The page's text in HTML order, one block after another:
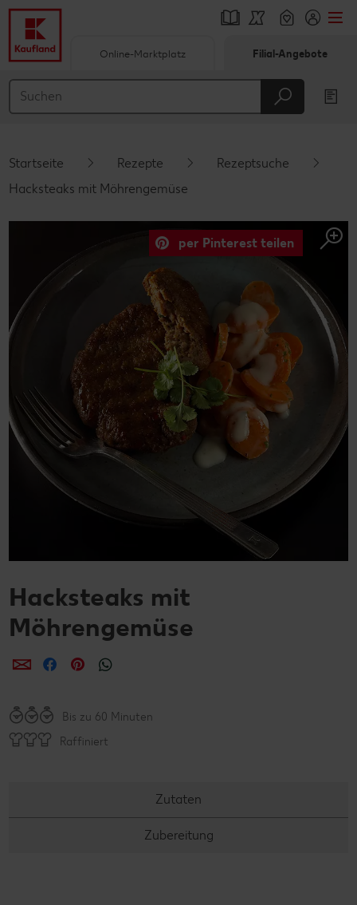
Hauptinhalt
Schwebender Seitenbereich
Online-Marktplatz Filial-Angebote
Startseite Rezepte
Rezeptsuche
Hacksteaks mit Möhrengemüse
per Pinterest teilen
Hacksteaks mit
Möhrengemüse
per E-Mail teilen
per Facebook teilen
per Pinterest teilen
Bis zu 60 Minuten
Raffiniert
Zutaten
Zubereitung